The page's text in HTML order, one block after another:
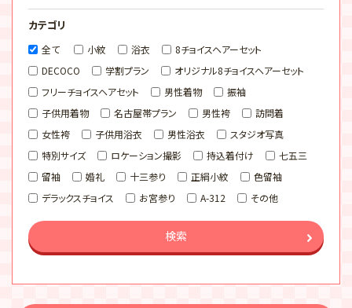
カテゴリ
全て 小紋 浴衣
8チョイスヘアーセット
DECOCO
学割プラン
オリジナル8チョイスヘアーセット
フリーチョイスヘアセット
男性着物
振袖
子供用着物
名古屋帯プラン 男性袴
訪問着
女性袴
子供用浴衣 男性浴衣
スタジオ写真
特別サイズ
ロケーション撮影 持込着付け
七五三
留袖
婚礼 十三参り 正絹小紋
色留袖
デラックスチョイス
お宮参り A-312 その他
検索